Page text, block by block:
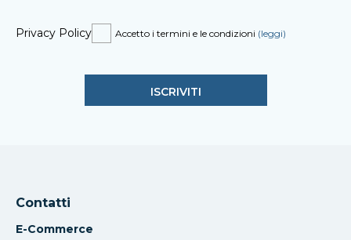
Privacy Policy Accetto i termini e le condizioni (leggi)
Contatti
E-Commerce